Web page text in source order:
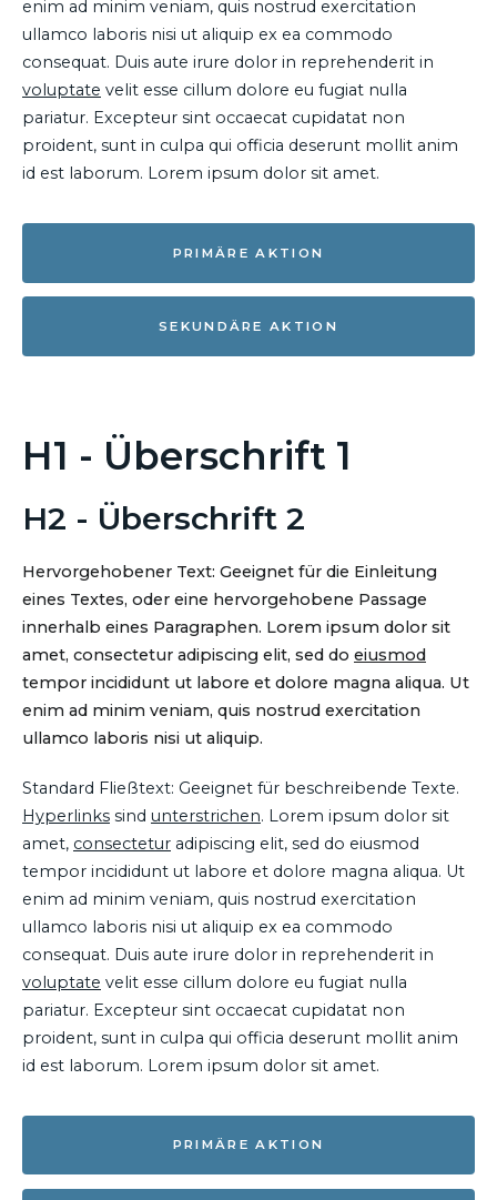
enim ad minim veniam, quis nostrud exercitation
ullamco laboris nisi ut aliquip ex ea commodo
consequat. Duis aute irure dolor in reprehenderit in
voluptate velit esse cillum dolore eu fugiat nulla
pariatur. Excepteur sint occaecat cupidatat non
proident, sunt in culpa qui officia deserunt mollit anim
id est laborum. Lorem ipsum dolor sit amet.
PRIMÄRE AKTION
SEKUNDÄRE AKTION
H1 - Überschrift 1
H2 - Überschrift 2
Hervorgehobener Text: Geeignet für die Einleitung
eines Textes, oder eine hervorgehobene Passage
innerhalb eines Paragraphen. Lorem ipsum dolor sit
amet, consectetur adipiscing elit, sed do eiusmod
tempor incididunt ut labore et dolore magna aliqua. Ut
enim ad minim veniam, quis nostrud exercitation
ullamco laboris nisi ut aliquip.
Standard Fließtext: Geeignet für beschreibende Texte.
Hyperlinks sind unterstrichen. Lorem ipsum dolor sit
amet, consectetur adipiscing elit, sed do eiusmod
tempor incididunt ut labore et dolore magna aliqua. Ut
enim ad minim veniam, quis nostrud exercitation
ullamco laboris nisi ut aliquip ex ea commodo
consequat. Duis aute irure dolor in reprehenderit in
voluptate velit esse cillum dolore eu fugiat nulla
pariatur. Excepteur sint occaecat cupidatat non
proident, sunt in culpa qui officia deserunt mollit anim
id est laborum. Lorem ipsum dolor sit amet.
PRIMÄRE AKTION